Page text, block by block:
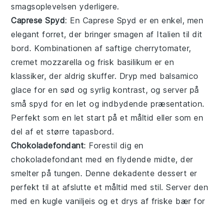
smagsoplevelsen yderligere.
Caprese Spyd: En Caprese Spyd er en enkel, men
elegant forret, der bringer smagen af Italien til dit
bord. Kombinationen af saftige cherrytomater,
cremet mozzarella og frisk basilikum er en
klassiker, der aldrig skuffer. Dryp med balsamico
glace for en sød og syrlig kontrast, og server på
småspyd for en let og indbydende præsentation.
Perfekt som en let start på et måltid eller som en
del af et større tapasbord.
Chokoladefondant: Forestil dig en
chokoladefondant med en flydende midte, der
smelter på tungen. Denne dekadente dessert er
perfekt til at afslutte et måltid med stil. Server den
med en kugle vaniljeis og et drys af friske bær for